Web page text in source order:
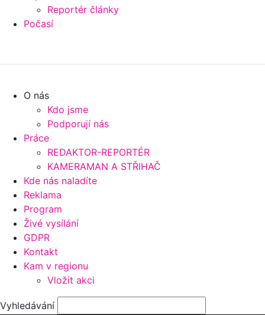
Reportér články
Počasí
O nás
Kdo jsme
Podporují nás
Práce
REDAKTOR-REPORTÉR
KAMERAMAN A STŘIHAČ
Kde nás naladíte
Reklama
Program
Živé vysílání
GDPR
Kontakt
Kam v regionu
Vložit akci
Vyhledávání